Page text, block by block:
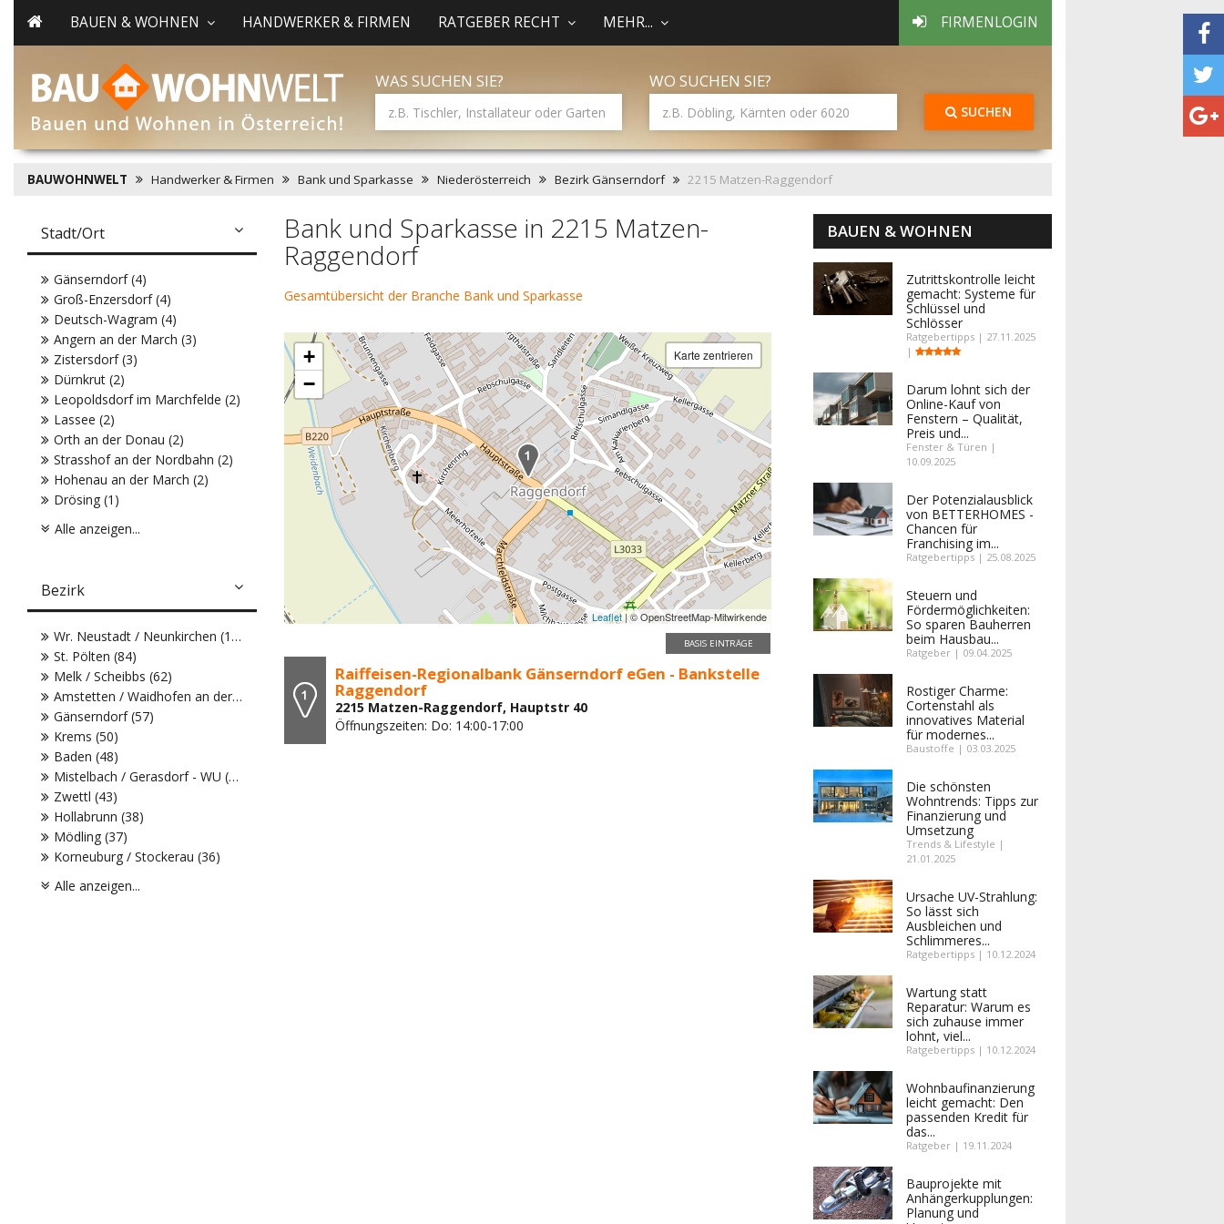
BAUEN & WOHNEN HANDWERKER & FIRMEN RATGEBER RECHT MEHR... FIRMENLOGIN
WAS SUCHEN SIE? WO SUCHEN SIE?
SUCHEN
BAUWOHNWELT Handwerker & Firmen Bank und Sparkasse Niederösterreich Bezirk Gänserndorf 2215 Matzen-Raggendorf
Bank und Sparkasse in 2215 Matzen-
Raggendorf
Gesamtübersicht der Branche Bank und Sparkasse
+
−
Karte zentrieren
Leaflet | © OpenStreetMap-Mitwirkende
BASIS EINTRÄGE
Raiffeisen-Regionalbank Gänserndorf eGen - Bankstelle
Raggendorf
2215 Matzen-Raggendorf, Hauptstr 40
Öffnungszeiten: Do: 14:00-17:00
Stadt/Ort
Gänserndorf (4)
Groß-Enzersdorf (4)
Deutsch-Wagram (4)
Angern an der March (3)
Zistersdorf (3)
Dürnkrut (2)
Leopoldsdorf im Marchfelde (2)
Lassee (2)
Orth an der Donau (2)
Strasshof an der Nordbahn (2)
Hohenau an der March (2)
Drösing (1)
Alle anzeigen...
Bezirk
Wr. Neustadt / Neunkirchen (104)
St. Pölten (84)
Melk / Scheibbs (62)
Amstetten / Waidhofen an der Ybbs (61)
Gänserndorf (57)
Krems (50)
Baden (48)
Mistelbach / Gerasdorf - WU (43)
Zwettl (43)
Hollabrunn (38)
Mödling (37)
Korneuburg / Stockerau (36)
Alle anzeigen...
BAUEN & WOHNEN
Zutrittskontrolle leicht
gemacht: Systeme für
Schlüssel und
Schlösser
Ratgebertipps | 27.11.2025
|
Darum lohnt sich der
Online-Kauf von
Fenstern – Qualität,
Preis und...
Fenster & Türen |
10.09.2025
Der Potenzialausblick
von BETTERHOMES -
Chancen für
Franchising im...
Ratgebertipps | 25.08.2025
Steuern und
Fördermöglichkeiten:
So sparen Bauherren
beim Hausbau...
Ratgeber | 09.04.2025
Rostiger Charme:
Cortenstahl als
innovatives Material
für modernes...
Baustoffe | 03.03.2025
Die schönsten
Wohntrends: Tipps zur
Finanzierung und
Umsetzung
Trends & Lifestyle |
21.01.2025
Ursache UV-Strahlung:
So lässt sich
Ausbleichen und
Schlimmeres...
Ratgebertipps | 10.12.2024
Wartung statt
Reparatur: Warum es
sich zuhause immer
lohnt, viel...
Ratgebertipps | 10.12.2024
Wohnbaufinanzierung
leicht gemacht: Den
passenden Kredit für
das...
Ratgeber | 19.11.2024
Bauprojekte mit
Anhängerkupplungen:
Planung und